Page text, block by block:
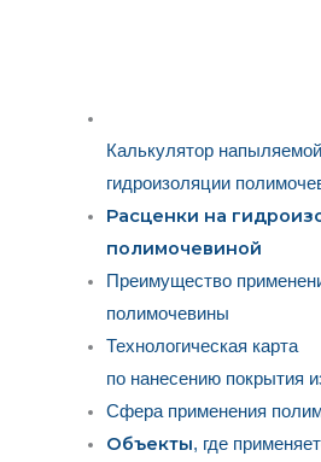
Калькулятор напыляемой
гидроизоляции
Расценки на
полимочевиной
Преимущество
полимочевины
Технологическая карта
по нанесению покрытия
Сфера применения
Объекты, где